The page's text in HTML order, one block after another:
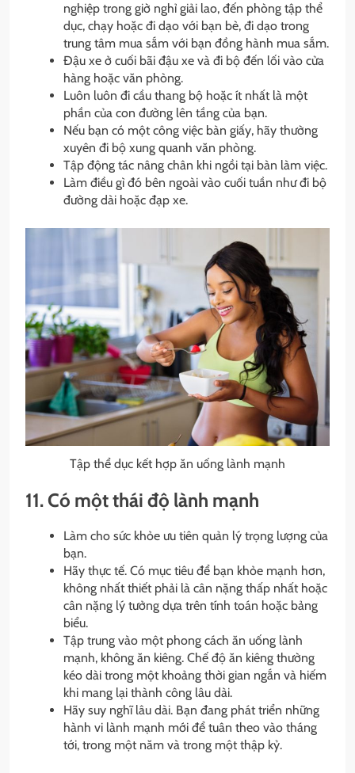
nghiệp trong giờ nghỉ giải lao, đến phòng tập thể
dục, chạy hoặc đi dạo với bạn bè, đi dạo trong
trung tâm mua sắm với bạn đồng hành mua sắm.
Đậu xe ở cuối bãi đậu xe và đi bộ đến lối vào cửa
hàng hoặc văn phòng.
Luôn luôn đi cầu thang bộ hoặc ít nhất là một
phần của con đường lên tầng của bạn.
Nếu bạn có một công việc bàn giấy, hãy thường
xuyên đi bộ xung quanh văn phòng.
Tập động tác nâng chân khi ngồi tại bàn làm việc.
Làm điều gì đó bên ngoài vào cuối tuần như đi bộ
đường dài hoặc đạp xe.
Tập thể dục kết hợp ăn uống lành mạnh
11. Có một thái độ lành mạnh
Làm cho sức khỏe ưu tiên quản lý trọng lượng của
bạn.
Hãy thực tế. Có mục tiêu để bạn khỏe mạnh hơn,
không nhất thiết phải là cân nặng thấp nhất hoặc
cân nặng lý tưởng dựa trên tính toán hoặc bảng
biểu.
Tập trung vào một phong cách ăn uống lành
mạnh, không ăn kiêng. Chế độ ăn kiêng thường
kéo dài trong một khoảng thời gian ngắn và hiếm
khi mang lại thành công lâu dài.
Hãy suy nghĩ lâu dài. Bạn đang phát triển những
hành vi lành mạnh mới để tuân theo vào tháng
tới, trong một năm và trong một thập kỷ.